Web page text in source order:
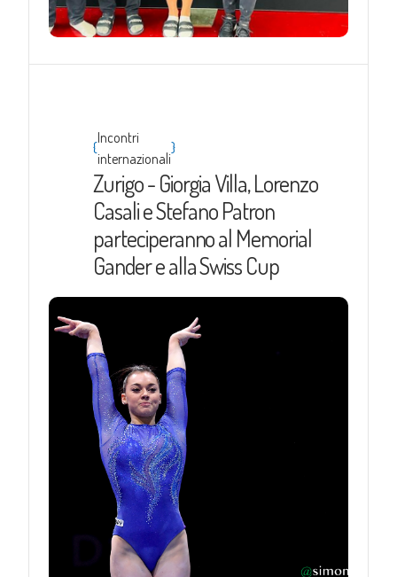
{
Incontri
internazionali
}
Zurigo - Giorgia Villa, Lorenzo
Casali e Stefano Patron
parteciperanno al Memorial
Gander e alla Swiss Cup